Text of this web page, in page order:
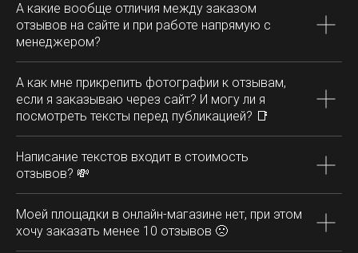
А какие вообще отличия между заказом
отзывов на сайте и при работе напрямую с
менеджером?
А как мне прикрепить фотографии к отзывам,
если я заказываю через сайт? И могу ли я
посмотреть тексты перед публикацией? 📑
Написание текстов входит в стоимость
отзывов? 💸
Моей площадки в онлайн-магазине нет, при этом
хочу заказать менее 10 отзывов 🙁